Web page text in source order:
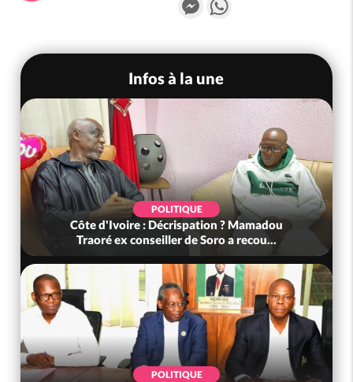
Infos à la une
POLITIQUE
Côte d'Ivoire : Décrispation ? Mamadou
Traoré ex conseiller de Soro a recou...
POLITIQUE